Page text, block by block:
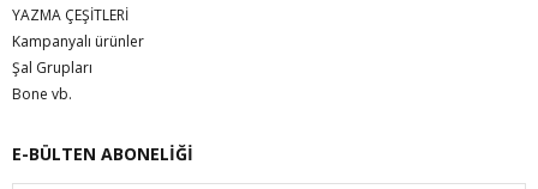
YAZMA ÇEŞİTLERİ
Kampanyalı ürünler
Şal Grupları
Bone vb.
E-BÜLTEN ABONELİĞİ